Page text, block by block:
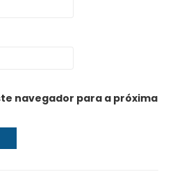
navegador para a próxima